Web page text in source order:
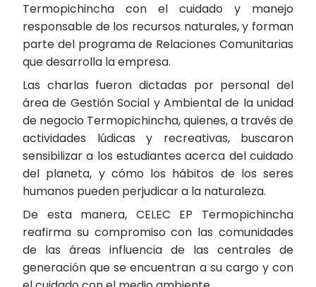
Termopichincha con el cuidado y manejo
responsable de los recursos naturales, y forman
parte del programa de Relaciones Comunitarias
que desarrolla la empresa.
Las charlas fueron dictadas por personal del
área de Gestión Social y Ambiental de la unidad
de negocio Termopichincha, quienes, a través de
actividades lúdicas y recreativas, buscaron
sensibilizar a los estudiantes acerca del cuidado
del planeta, y cómo los hábitos de los seres
humanos pueden perjudicar a la naturaleza.
De esta manera, CELEC EP Termopichincha
reafirma su compromiso con las comunidades
de las áreas influencia de las centrales de
generación que se encuentran a su cargo y con